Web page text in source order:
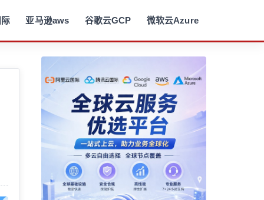
亚马逊aws 谷歌云GCP 微软云Azure